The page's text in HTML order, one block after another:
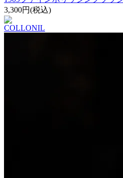
3,300円(税込)
COLLONIL